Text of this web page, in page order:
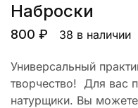
Наброски
800 ₽ 38 в наличии
Универсальный
творчество! Для вас
натурщики. Вы